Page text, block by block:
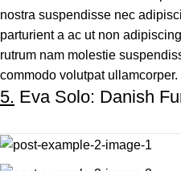
nostra suspendisse nec
parturient a ac ut non
rutrum nam molestie
commodo volutpat ullamcorper.
5. Eva Solo: Danish